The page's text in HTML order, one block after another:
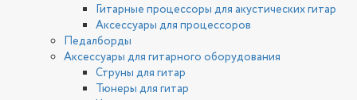
Гитарные процессоры для акустических гитар
Аксессуары для процессоров
Педалборды
Аксессуары для гитарного оборудования
Струны для гитар
Тюнеры для гитар